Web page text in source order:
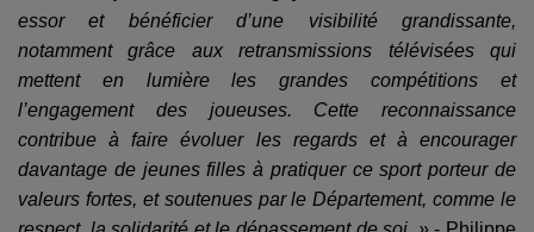
essor et bénéficier d’une visibilité grandissante,
notamment grâce aux retransmissions télévisées qui
mettent en lumière les grandes compétitions et
l’engagement des joueuses. Cette reconnaissance
contribue à faire évoluer les regards et à encourager
davantage de jeunes filles à pratiquer ce sport porteur de
valeurs fortes, et soutenues par le Département, comme le